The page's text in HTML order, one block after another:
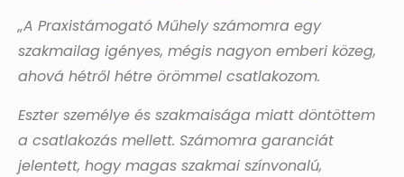
„A Praxistámogató Műhely számomra egy
szakmailag igényes, mégis nagyon emberi közeg,
ahová hétről hétre örömmel csatlakozom.
Eszter személye és szakmaisága miatt döntöttem
a csatlakozás mellett. Számomra garanciát
jelentett, hogy magas szakmai színvonalú,